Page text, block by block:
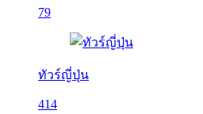
79
ทัวร์ญี่ปุ่น
414